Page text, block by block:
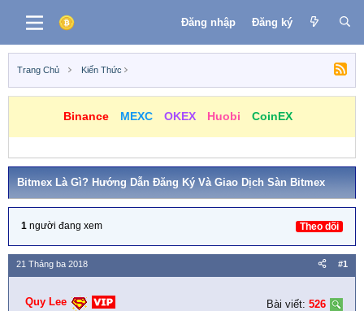
Đăng nhập Đăng ký
Trang Chủ Kiến Thức
Binance MEXC OKEX Huobi CoinEX
Bitmex Là Gì? Hướng Dẫn Đăng Ký Và Giao Dịch Sàn Bitmex
1 người đang xem Theo dõi
21 Tháng ba 2018 #1
Quy Lee Bài viết: 526